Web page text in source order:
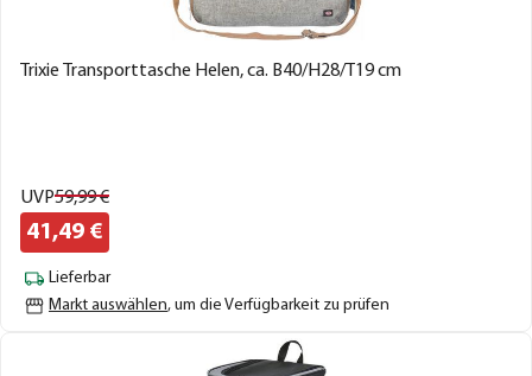
Trixie Transporttasche Helen, ca. B40/H28/T19 cm
UVP59,99€
41,49 €
Lieferbar
Markt auswählen, um die Verfügbarkeit zu prüfen